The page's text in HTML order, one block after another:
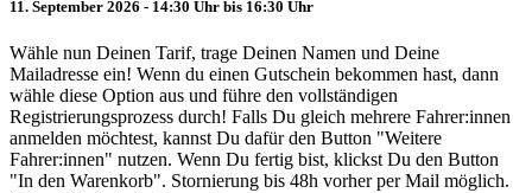
11. September 2026 - 14:30 Uhr bis 16:30 Uhr
Wähle nun Deinen Tarif, trage Deinen Namen und Deine
Mailadresse ein! Wenn du einen Gutschein bekommen hast, dann
wähle diese Option aus und führe den vollständigen
Registrierungsprozess durch! Falls Du gleich mehrere Fahrer:innen
anmelden möchtest, kannst Du dafür den Button "Weitere
Fahrer:innen" nutzen. Wenn Du fertig bist, klickst Du den Button
"In den Warenkorb". Stornierung bis 48h vorher per Mail möglich.